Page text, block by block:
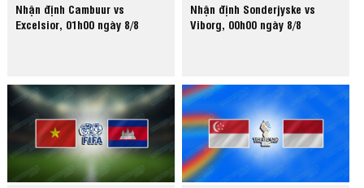
Nhận định Cambuur vs
Excelsior, 01h00 ngày 8/8
Nhận định Sonderjyske vs
Viborg, 00h00 ngày 8/8